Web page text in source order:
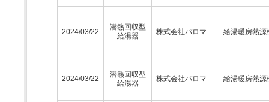
2024/03/22
潜熱回収型
給湯器
株式会社パロマ 給湯暖房熱源
2024/03/22
潜熱回収型
給湯器
株式会社パロマ 給湯暖房熱源